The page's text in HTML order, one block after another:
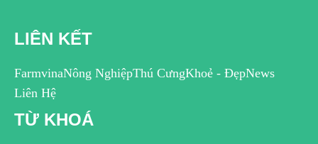
LIÊN KẾT
FarmvinaNông NghiệpThú CưngKhoẻ - ĐẹpNews
Liên Hệ
TỪ KHOÁ